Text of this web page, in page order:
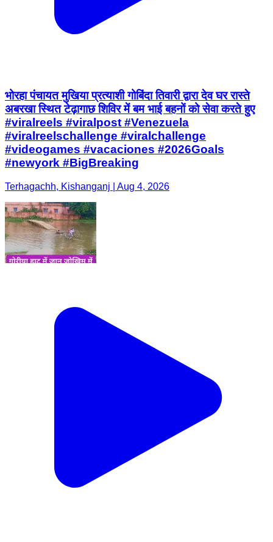
भोरहा पंचायत मुखिया प्रत्याशी गोबिंदा तिवारी द्वारा देव घर रास्ते
अबरखा स्थित टेढ़ागाछ शिविर में बम भाई बहनों को सेवा करते हुए
#viralreels #viralpost #Venezuela
#viralreelschallenge #viralchallenge
#videogames #vacaciones #2026Goals
#newyork #BigBreaking
Terhagachh, Kishanganj | Aug 4, 2026